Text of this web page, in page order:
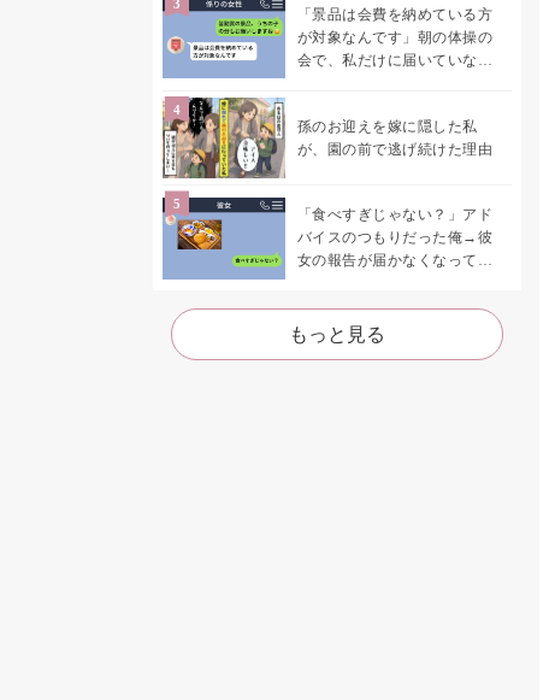
「景品は会費を納めている方
が対象なんです」朝の体操の
会で、私だけに届いていなか
孫のお迎えを嫁に隠した私
が、園の前で逃げ続けた理由
「食べすぎじゃない？」アド
バイスのつもりだった俺→彼
女の報告が届かなくなって、
た
もっと見る